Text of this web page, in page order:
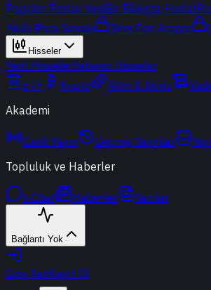
Popüler Fonlar YeniBir Bakışta Fonlar
Akıllı Para Sinyali
Ters Fon Arama
Hisseler
Yerli HisselerYabancı Hisseler
ETF
Kripto Altın & Döviz
Akademi
Canlı Yayın Geçmiş Yayınlar
Topluluk ve Haberler
t-Chat Haberler Yazılar
Bağlantı Yok
Giriş YapKayıt Ol